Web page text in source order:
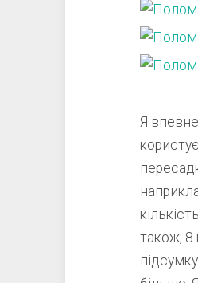
Я
також, 8